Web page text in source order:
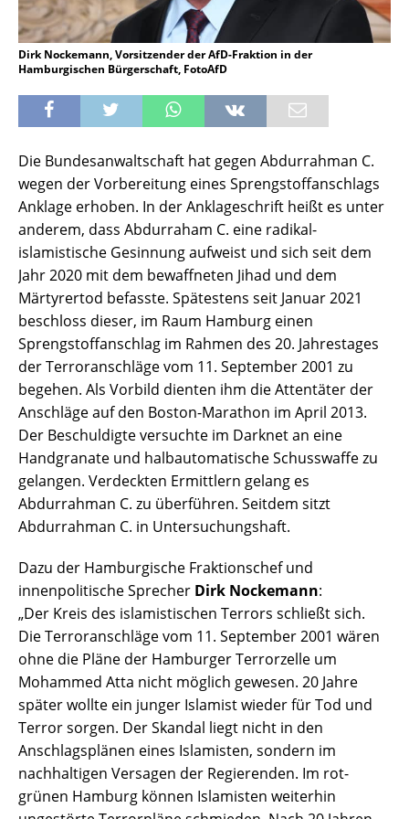
Dirk Nockemann, Vorsitzender der AfD-Fraktion in der
Hamburgischen Bürgerschaft, FotoAfD
Die Bundesanwaltschaft hat gegen Abdurrahman C.
wegen der Vorbereitung eines Sprengstoffanschlags
Anklage erhoben. In der Anklageschrift heißt es unter
anderem, dass Abdurraham C. eine radikal-
islamistische Gesinnung aufweist und sich seit dem
Jahr 2020 mit dem bewaffneten Jihad und dem
Märtyrertod befasste. Spätestens seit Januar 2021
beschloss dieser, im Raum Hamburg einen
Sprengstoffanschlag im Rahmen des 20. Jahrestages
der Terroranschläge vom 11. September 2001 zu
begehen. Als Vorbild dienten ihm die Attentäter der
Anschläge auf den Boston-Marathon im April 2013.
Der Beschuldigte versuchte im Darknet an eine
Handgranate und halbautomatische Schusswaffe zu
gelangen. Verdeckten Ermittlern gelang es
Abdurrahman C. zu überführen. Seitdem sitzt
Abdurrahman C. in Untersuchungshaft.
Dazu der Hamburgische Fraktionschef und
innenpolitische Sprecher Dirk Nockemann:
„Der Kreis des islamistischen Terrors schließt sich.
Die Terroranschläge vom 11. September 2001 wären
ohne die Pläne der Hamburger Terrorzelle um
Mohammed Atta nicht möglich gewesen. 20 Jahre
später wollte ein junger Islamist wieder für Tod und
Terror sorgen. Der Skandal liegt nicht in den
Anschlagsplänen eines Islamisten, sondern im
nachhaltigen Versagen der Regierenden. Im rot-
grünen Hamburg können Islamisten weiterhin